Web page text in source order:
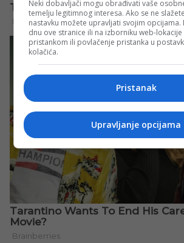
Neki dobavljači mogu obrađivati vaše
temelju legitimnog interesa. Ako se ne
nastavku možete upravljati svojim opcijama.
dnu ove stranice ili na izborniku web-
pristankom ili povlačenje pristanka u
kolačića.
Pristanak
Upravljanje opcijama